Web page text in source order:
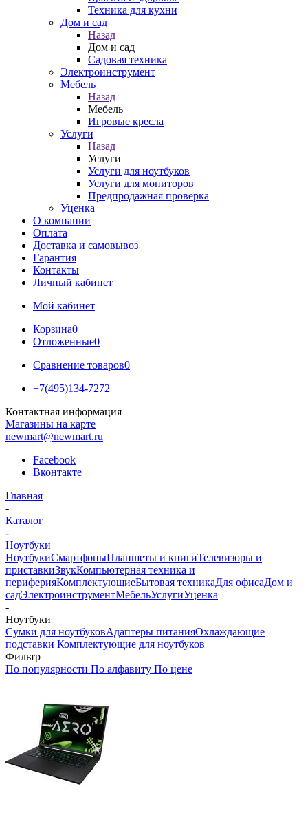
Техника для кухни
Дом и сад
Назад
Дом и сад
Садовая техника
Электроинструмент
Мебель
Назад
Мебель
Игровые кресла
Услуги
Назад
Услуги
Услуги для ноутбуков
Услуги для мониторов
Предпродажная проверка
Уценка
О компании
Оплата
Доставка и самовывоз
Гарантия
Контакты
Личный кабинет
Мой кабинет
Корзина0
Отложенные0
Сравнение товаров0
+7(495)134-7272
Контактная информация
Магазины на карте
newmart@newmart.ru
Facebook
Вконтакте
Главная
-
Каталог
-
Ноутбуки
НоутбукиСмартфоныПланшеты и книгиТелевизоры и
приставкиЗвукКомпьютерная техника и
периферияКомплектующиеБытовая техникаДля офисаДом и
садЭлектроинструментМебельУслугиУценка
-
Ноутбуки
Сумки для ноутбуковАдаптеры питанияОхлаждающие
подставки Комплектующие для ноутбуков
Фильтр
По популярности По алфавиту По цене